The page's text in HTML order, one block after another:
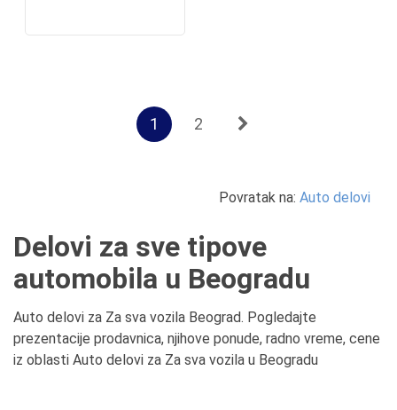
1 2
Povratak na: Auto delovi
Delovi za sve tipove
automobila u Beogradu
Auto delovi za Za sva vozila Beograd. Pogledajte
prezentacije prodavnica, njihove ponude, radno vreme, cene
iz oblasti Auto delovi za Za sva vozila u Beogradu